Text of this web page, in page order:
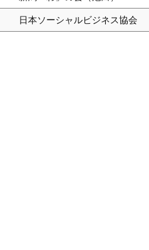
日本ソーシャルビジネス協会